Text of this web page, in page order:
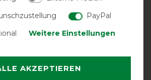
Zubehör für dich
PayPal
Weitere Einstellungen
AKZEPTIEREN